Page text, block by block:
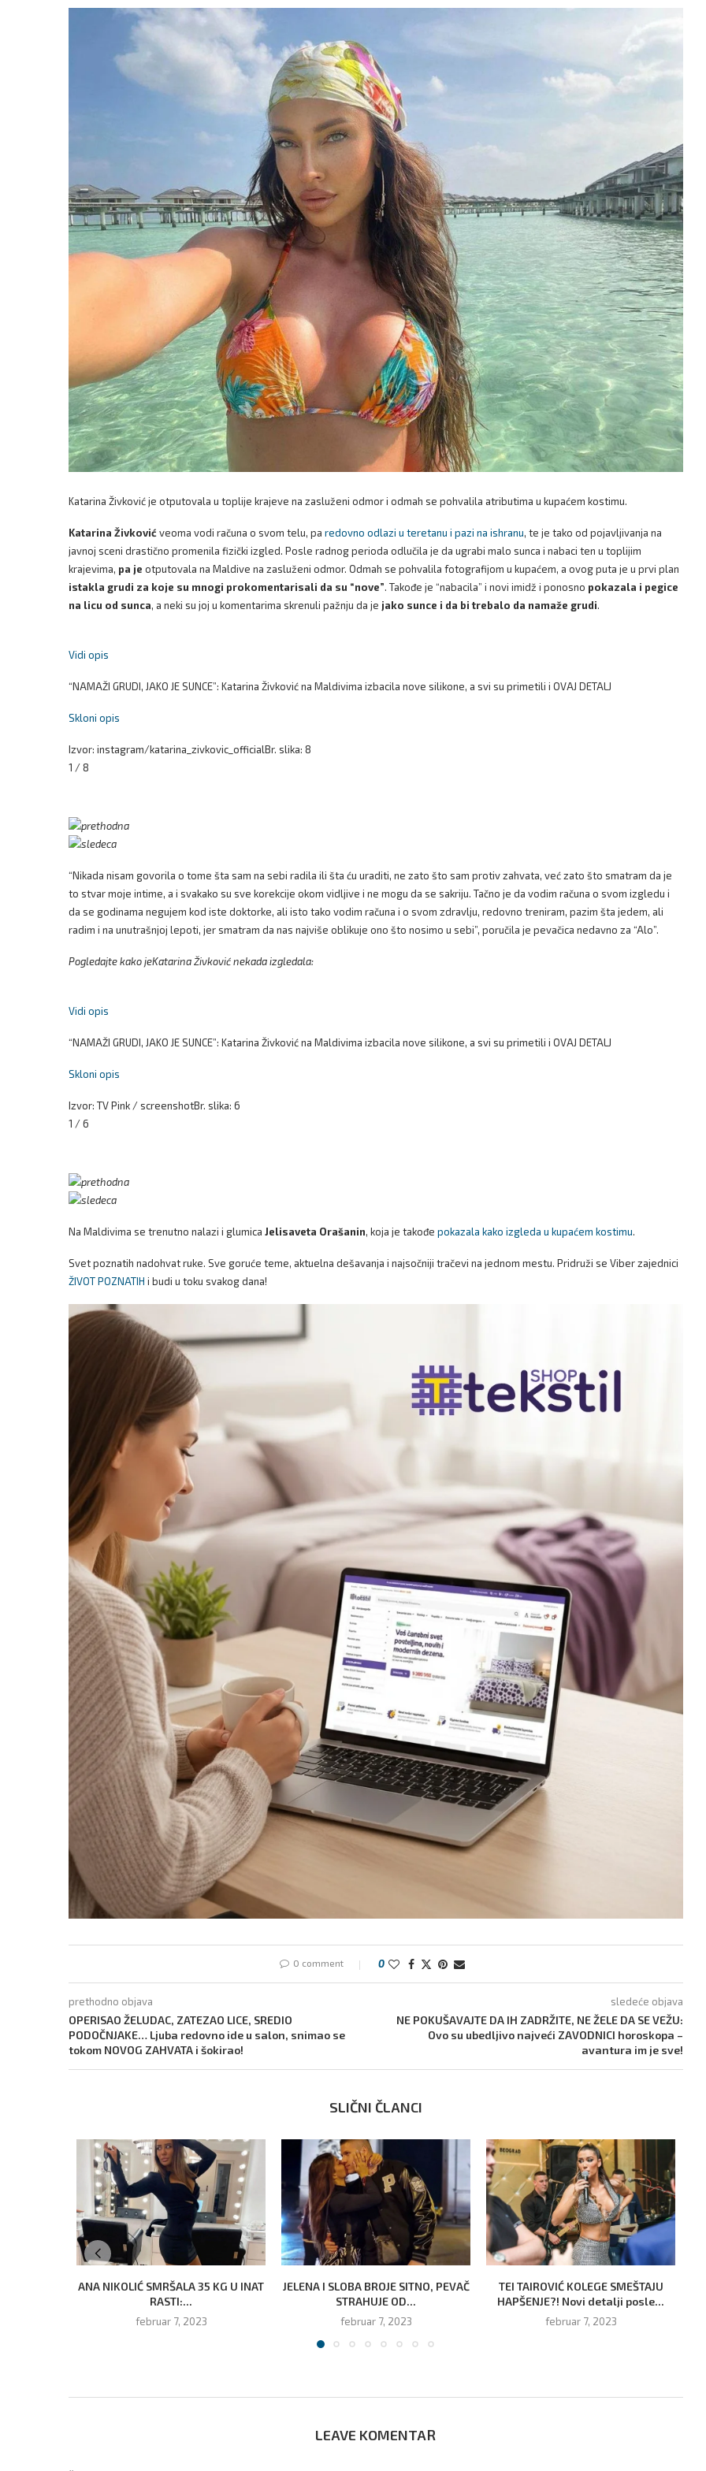
Katarina Živković je otputovala u toplije krajeve na zasluženi odmor i odmah se pohvalila atributima u kupaćem kostimu.
Katarina Živković veoma vodi računa o svom telu, pa redovno odlazi u teretanu i pazi na ishranu, te je tako od pojavljivanja na
javnoj sceni drastično promenila fizički izgled. Posle radnog perioda odlučila je da ugrabi malo sunca i nabaci ten u toplijim
krajevima, pa je otputovala na Maldive na zasluženi odmor. Odmah se pohvalila fotografijom u kupaćem, a ovog puta je u prvi plan
istakla grudi za koje su mnogi prokomentarisali da su “nove”. Takođe je “nabacila” i novi imidž i ponosno pokazala i pegice
na licu od sunca, a neki su joj u komentarima skrenuli pažnju da je jako sunce i da bi trebalo da namaže grudi.
Vidi opis
“NAMAŽI GRUDI, JAKO JE SUNCE”: Katarina Živković na Maldivima izbacila nove silikone, a svi su primetili i OVAJ DETALJ
Skloni opis
Izvor: instagram/katarina_zivkovic_officialBr. slika: 8
1 / 8
“Nikada nisam govorila o tome šta sam na sebi radila ili šta ću uraditi, ne zato što sam protiv zahvata, već zato što smatram da je
to stvar moje intime, a i svakako su sve korekcije okom vidljive i ne mogu da se sakriju. Tačno je da vodim računa o svom izgledu i
da se godinama negujem kod iste doktorke, ali isto tako vodim računa i o svom zdravlju, redovno treniram, pazim šta jedem, ali
radim i na unutrašnjoj lepoti, jer smatram da nas najviše oblikuje ono što nosimo u sebi”, poručila je pevačica nedavno za “Alo”.
Pogledajte kako jeKatarina Živković nekada izgledala:
Vidi opis
“NAMAŽI GRUDI, JAKO JE SUNCE”: Katarina Živković na Maldivima izbacila nove silikone, a svi su primetili i OVAJ DETALJ
Skloni opis
Izvor: TV Pink / screenshotBr. slika: 6
1 / 6
Na Maldivima se trenutno nalazi i glumica Jelisaveta Orašanin, koja je takođe pokazala kako izgleda u kupaćem kostimu.
Svet poznatih nadohvat ruke. Sve goruće teme, aktuelna dešavanja i najsočniji tračevi na jednom mestu. Pridruži se Viber zajednici
ŽIVOT POZNATIH i budi u toku svakog dana!
0 comment 0
prethodno objava
OPERISAO ŽELUDAC, ZATEZAO LICE, SREDIO
PODOČNJAKE… Ljuba redovno ide u salon, snimao se
tokom NOVOG ZAHVATA i šokirao!
sledeće objava
NE POKUŠAVAJTE DA IH ZADRŽITE, NE ŽELE DA SE VEŽU:
Ovo su ubedljivo najveći ZAVODNICI horoskopa –
avantura im je sve!
SLIČNI ČLANCI
ANA NIKOLIĆ SMRŠALA 35 KG U INAT
RASTI:...
februar 7, 2023
JELENA I SLOBA BROJE SITNO, PEVAČ
STRAHUJE OD...
februar 7, 2023
TEI TAIROVIĆ KOLEGE SMEŠTAJU
HAPŠENJE?! Novi detalji posle...
februar 7, 2023
LEAVE KOMENTAR